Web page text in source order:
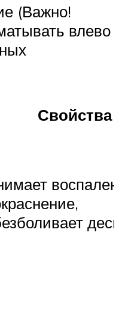
(Важно!
влево
Свойства